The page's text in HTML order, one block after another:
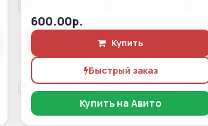
600.00р.
Купить
Быстрый заказ
Купить на Авито